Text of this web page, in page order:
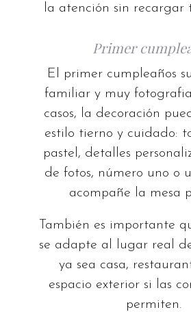
la atención sin recargar
Primer
El primer cumpleaños
familiar y muy
casos, la decoración
estilo tierno y cuidado:
pastel, detalles
de fotos, número uno o
acompañe la mesa
También es importante
se adapte al lugar real
ya sea casa,
espacio exterior si las
permiten.